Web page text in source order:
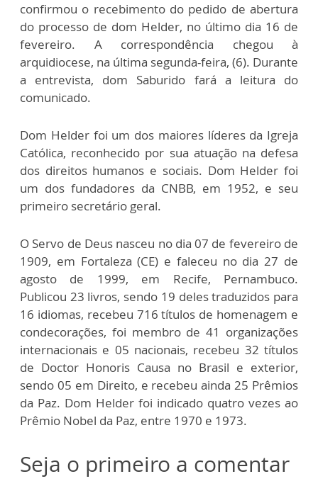
confirmou o recebimento do pedido de abertura
do processo de dom Helder, no último dia 16 de
fevereiro. A correspondência chegou à
arquidiocese, na última segunda-feira, (6). Durante
a entrevista, dom Saburido fará a leitura do
comunicado.
Dom Helder foi um dos maiores líderes da Igreja
Católica, reconhecido por sua atuação na defesa
dos direitos humanos e sociais. Dom Helder foi
um dos fundadores da CNBB, em 1952, e seu
primeiro secretário geral.
O Servo de Deus nasceu no dia 07 de fevereiro de
1909, em Fortaleza (CE) e faleceu no dia 27 de
agosto de 1999, em Recife, Pernambuco.
Publicou 23 livros, sendo 19 deles traduzidos para
16 idiomas, recebeu 716 títulos de homenagem e
condecorações, foi membro de 41 organizações
internacionais e 05 nacionais, recebeu 32 títulos
de Doctor Honoris Causa no Brasil e exterior,
sendo 05 em Direito, e recebeu ainda 25 Prêmios
da Paz. Dom Helder foi indicado quatro vezes ao
Prêmio Nobel da Paz, entre 1970 e 1973.
Seja o primeiro a comentar